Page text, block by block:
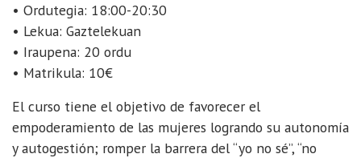
Empoderamiento
Oñati
un
espacio
de
• Ordutegia: 18:00-20:30
• Lekua: Gaztelekuan
• Iraupena: 20 ordu
• Matrikula: 10€
El curso tiene el objetivo de favorecer el
empoderamiento de las mujeres logrando su autonomía
y autogestión; romper la barrera del “yo no sé”, “no